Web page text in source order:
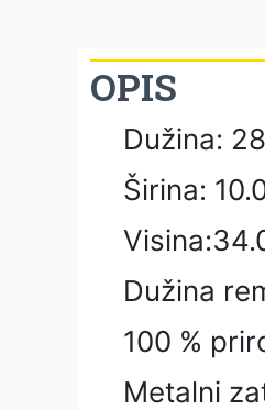
OPIS
Dužina:
Širina:
Dužina
100 %
Metalni